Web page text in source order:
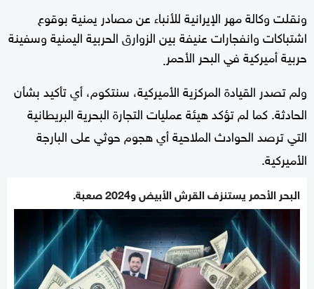
ونقلت وكالة مهر الإيرانية للأنباء عن مصادر يمنية بوقوع
اشتباكات وانفجارات عنيفة بين الزوارق الحربية اليمنية وسفينة
حربية أميركية في البحر الأحمر.
ولم تصدر القيادة المركزية الأميركية، سنتكوم، أي تأكيد بشأن
الحادثة. كما لم تؤكد هيئة عمليات التجارة البحرية البريطانية
التي ترصد الحوادث الملاحية أي هجوم حوثي على البارجة
الأميركية.
البحر الأحمر يستنزف القرش الأبيض و2024 صعبة.